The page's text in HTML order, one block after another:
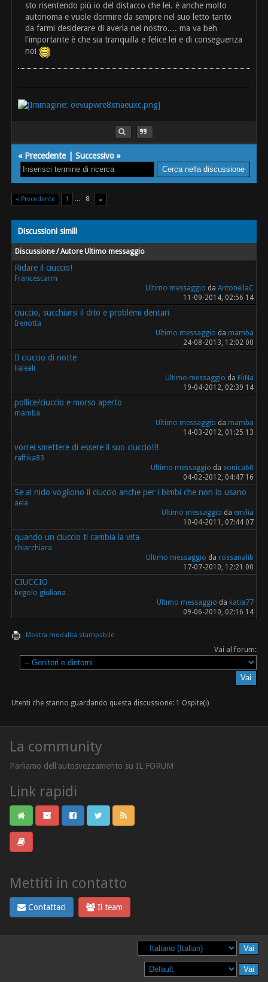
sto risentendo più io del distacco che lei. è anche molto
autonoma e vuole dormire da sempre nel suo letto tanto
da farmi desiderare di averla nel nostro.... ma va beh
l'importante è che sia tranquilla e felice lei e di conseguenza
noi
« Precedente|Successivo »
« Precedente 1 ... 8
Discussioni simili
Discussione / Autore Ultimo messaggio
Ridare il ciuccio!
Francescarm
Ultimo messaggio da AntonellaC
11-09-2014, 02:56 14
ciuccio, succhiarsi il dito e problemi dentari
Irenotta
Ultimo messaggio da mamba
24-08-2013, 12:02 00
Il ciuccio di notte
lialeali
Ultimo messaggio da EliNa
19-04-2012, 02:39 14
pollice/ciuccio e morso aperto
mamba
Ultimo messaggio da mamba
14-03-2012, 01:25 13
vorrei smettere di essere il suo ciuccio!!!
raffika83
Ultimo messaggio da sonica60
04-02-2012, 04:47 16
Se al nido vogliono il ciuccio anche per i bimbi che non lo usano
aela
Ultimo messaggio da emilia
10-04-2011, 07:44 07
quando un ciuccio ti cambia la vita
chiarchiara
Ultimo messaggio da rossanalib
17-07-2010, 12:21 00
CIUCCIO
begolo giuliana
Ultimo messaggio da katia77
09-06-2010, 02:16 14
Mostra modalità stampabile
Vai al forum:
Utenti che stanno guardando questa discussione: 1 Ospite(i)
La community
Parliamo dell'autosvezzamento su IL FORUM
Link rapidi
Mettiti in contatto
Contattaci Il team